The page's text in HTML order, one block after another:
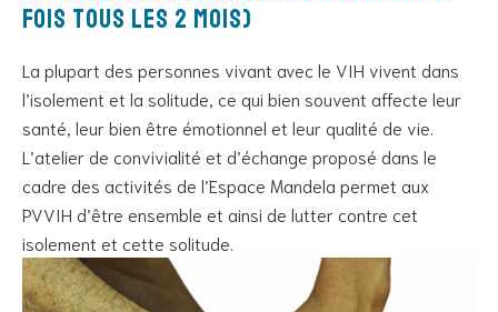
fois tous les 2 mois)
La plupart des personnes vivant avec le VIH vivent dans
l’isolement et la solitude, ce qui bien souvent affecte leur
santé, leur bien être émotionnel et leur qualité de vie.
L’atelier de convivialité et d’échange proposé dans le
cadre des activités de l’Espace Mandela permet aux
PVVIH d’être ensemble et ainsi de lutter contre cet
isolement et cette solitude.